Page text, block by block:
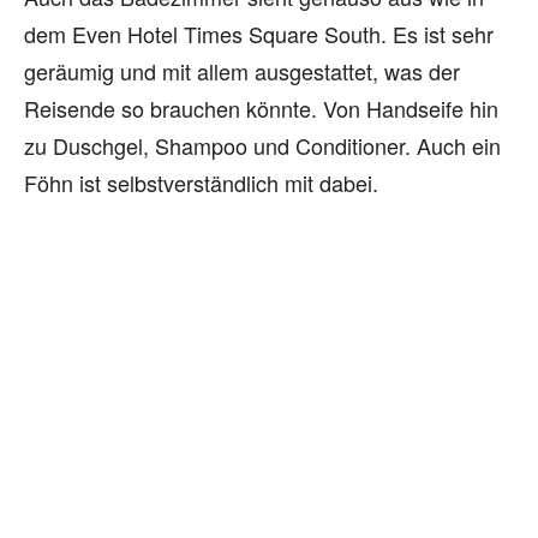
dem Even Hotel Times Square South. Es ist sehr
geräumig und mit allem ausgestattet, was der
Reisende so brauchen könnte. Von Handseife hin
zu Duschgel, Shampoo und Conditioner. Auch ein
Föhn ist selbstverständlich mit dabei.